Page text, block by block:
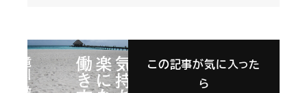
この記事が気に入った
ら